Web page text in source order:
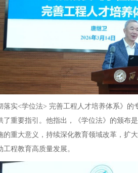
<学位法> 完善工程人才培养体系》的
重要指引。他指出，《学位法》的颁布
重大意义，持续深化教育领域改革，扩
程教育高质量发展。